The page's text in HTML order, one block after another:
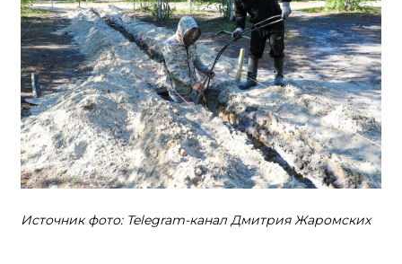
Источник фото: Telegram-канал Дмитрия Жаромских